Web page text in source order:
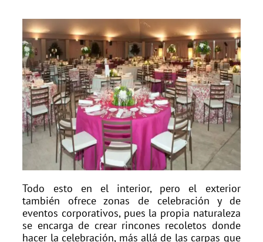
Todo esto en el interior, pero el exterior
también ofrece zonas de celebración y de
eventos corporativos, pues la propia naturaleza
se encarga de crear rincones recoletos donde
hacer la celebración, más allá de las carpas que